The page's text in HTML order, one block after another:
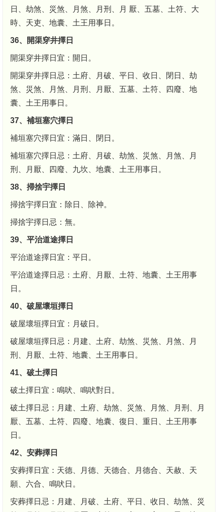
日、劫煞、災煞、月煞、月刑、月 厭、五墓、土符、大
時、天吏、地囊、土王用事日。
36、開渠穿井擇日
開渠穿井擇日宜：開日。
開渠穿井擇日忌：土府、月破、平日、收日、閉日、劫
煞、災煞、月煞、月刑、月厭、五墓、土符、四廢、地
囊、土王用事日。
37、補垣塞穴擇日
補垣塞穴擇日宜：滿日、閉日。
補垣塞穴擇日忌：土府、月破、劫煞、災煞、月煞、月
刑、月厭、四廢、九坎、地囊、土王用事日。
38、掃捨宇擇日
掃捨宇擇日宜：除日、除神。
掃捨宇擇日忌：無。
39、平治道途擇日
平治道途擇日宜：平日。
平治道途擇日忌：土府、月厭、土符、地囊、土王用事
日。
40、破屋壞垣擇日
破屋壞垣擇日宜：月破日。
破屋壞垣擇日忌：月建、土府、劫煞、災煞、月煞、月
刑、月厭、土符、地囊、土王用事日。
41、破土擇日
破土擇日宜：鳴吠、鳴吠對日。
破土擇日忌：月建、土府、劫煞、災煞、月煞、月刑、月
厭、五墓、土符、四廢、地囊、復日、重日、土王用事
日。
42、安葬擇日
安葬擇日宜：天德、月德、天德合、月德合、天赦、天
願、六合、鳴吠日。
安葬擇日忌：月建、月破、土府、平日、收日、劫煞、災